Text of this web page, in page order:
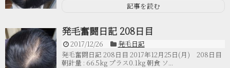
記事を読む
発毛奮闘日記 208日目
2017/12/26
発毛日記
発毛奮闘日記 208日目 2017年12月25日(月) 208日目
朝計量 : 66.5kg プラス0.1kg 朝食 ソ...